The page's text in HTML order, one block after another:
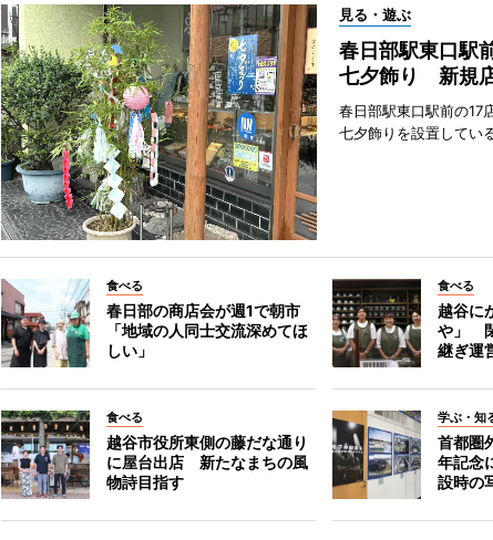
見る・遊ぶ
春日部駅東口駅
七夕飾り 新規
春日部駅東口駅前の17
七夕飾りを設置している
食べる
春日部の商店会が週1で朝市
「地域の人同士交流深めてほ
しい」
食べる
越谷に
や」
継ぎ運
食べる
越谷市役所東側の藤だな通り
に屋台出店 新たなまちの風
物詩目指す
学ぶ・知
首都圏
年記念
設時の